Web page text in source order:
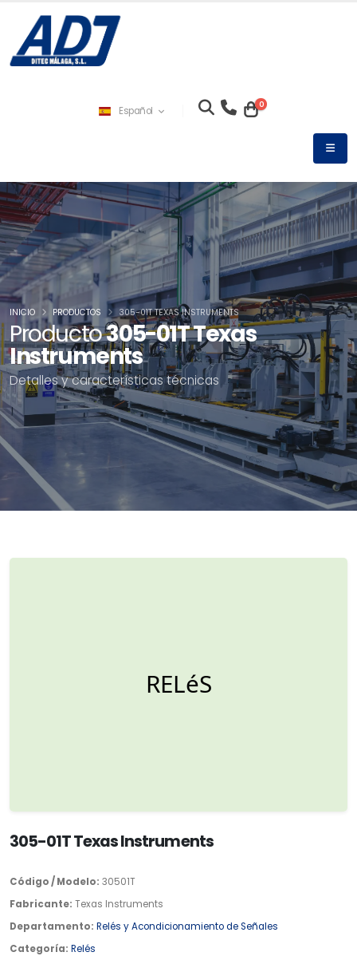
Español 0
Producto305-01T Texas
Instruments
Detalles y características técnicas
INICIO PRODUCTOS 305-01T TEXAS INSTRUMENTS
305-01T Texas Instruments
Código / Modelo: 30501T
Fabricante: Texas Instruments
Departamento: Relés y Acondicionamiento de Señales
Categoría: Relés